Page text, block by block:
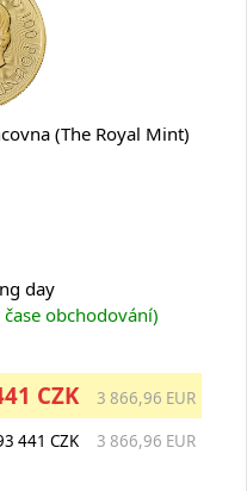
(The Royal Mint)
day
obchodování)
CZK
3 866,96 EUR
441 CZK 3 866,96 EUR